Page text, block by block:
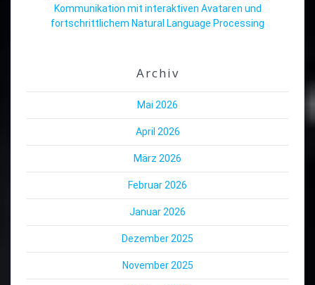
Kommunikation mit interaktiven Avataren und
fortschrittlichem Natural Language Processing
Archiv
Mai 2026
April 2026
März 2026
Februar 2026
Januar 2026
Dezember 2025
November 2025